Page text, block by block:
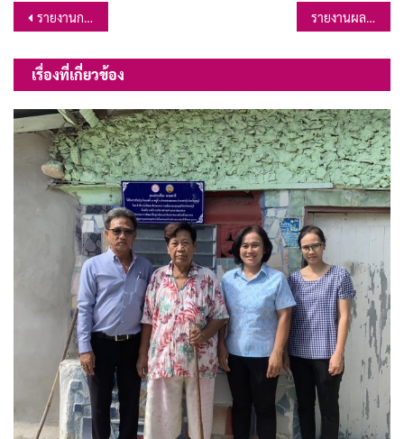
แนะแนว
เรื่อง
รายงานการประชุมสภาองค์การบริหารส่วนตำบลเขาสมอคอนสมัยวิสามัญ สมัยที่ ๒ ครั้งที่ ๑ ประจำปี ๒๕๖๗ วันที่ ๑๗ เมษายน ๒๕๖๗ ณ อาคารศูนย์แพทย์แผนไทย องค์การบริหารส่วนตำบลเขาสมอคอน รายงานผลการดำเนินงานและการใช้จ่ายงบประมาณ ประจำปีงบประมาณ พ.ศ.2567 รอบ 6 เดือน
เรื่องที่เกี่ยวข้อง